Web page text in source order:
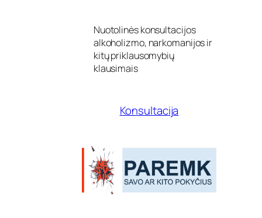
m
i
n
t
e
t
ė
s
Nuotolinės konsultacijos
alkoholizmo, narkomanijos ir
kitų priklausomybių
klausimais
Konsultacija